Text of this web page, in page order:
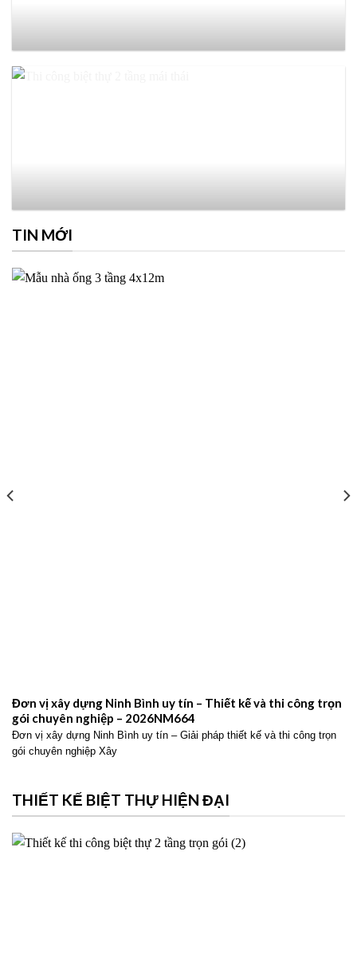
TIN MỚI
Đơn vị xây dựng Ninh Bình uy tín – Thiết kế và thi công trọn
gói chuyên nghiệp – 2026NM664
Đơn vị xây dựng Ninh Bình uy tín – Giải pháp thiết kế và thi công trọn
gói chuyên nghiệp Xây
THIẾT KẾ BIỆT THỰ HIỆN ĐẠI